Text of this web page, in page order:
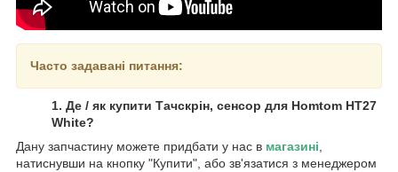
Часто задавані питання:
1. Де / як купити Тачскрін, сенсор для Homtom HT27
White?
Дану запчастину можете придбати у нас в магазині
натиснувши на кнопку "Купити", або зв'язатися з менеджером